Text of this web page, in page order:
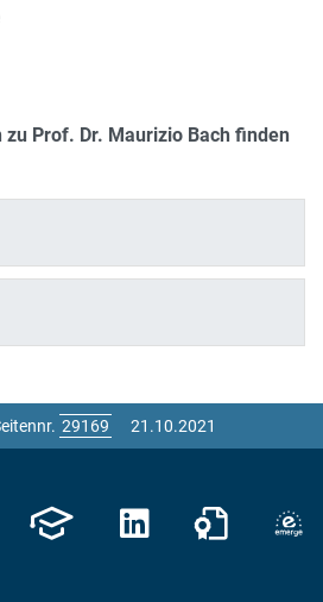
Prof. Dr. Maurizio Bach finden
21.10.2021